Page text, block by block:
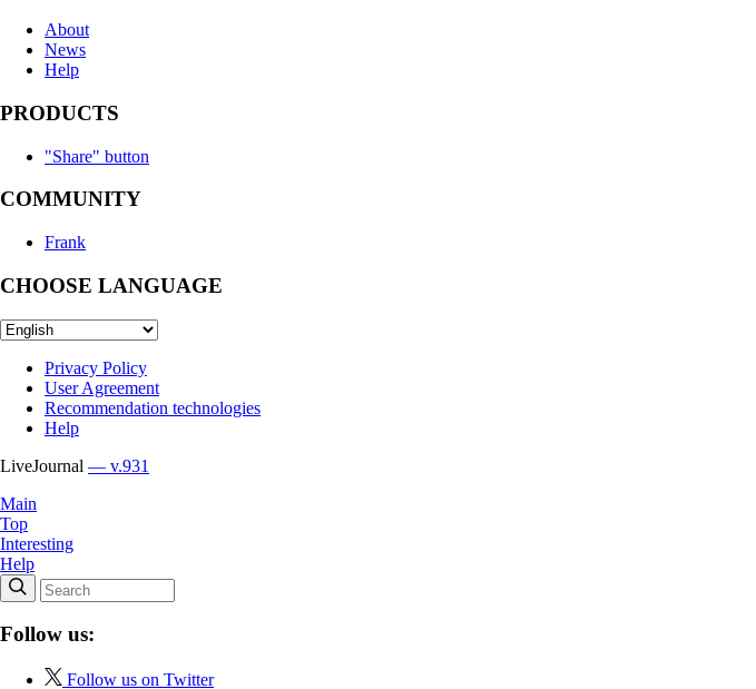
About
News
Help
PRODUCTS
"Share" button
COMMUNITY
Frank
CHOOSE LANGUAGE
Privacy Policy
User Agreement
Recommendation technologies
Help
LiveJournal — v.931
Main
Top
Interesting
Help
Follow us:
Follow us on Twitter